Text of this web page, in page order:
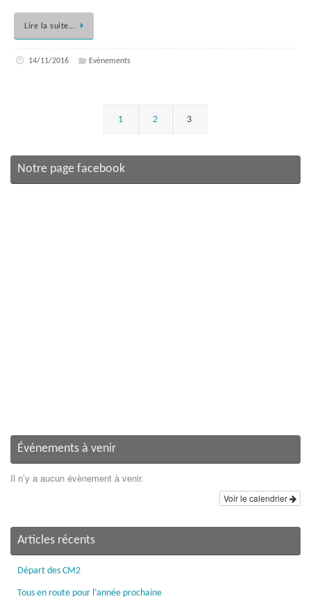
Lire la suite…
14/11/2016 Evènements
1 2 3
Notre page facebook
Événements à venir
Il n’y a aucun évènement à venir.
Voir le calendrier
Articles récents
Départ des CM2
Tous en route pour l’année prochaine